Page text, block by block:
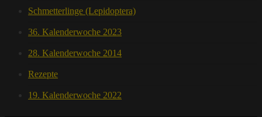
Schmetterlinge (Lepidoptera)
36. Kalenderwoche 2023
28. Kalenderwoche 2014
Rezepte
19. Kalenderwoche 2022